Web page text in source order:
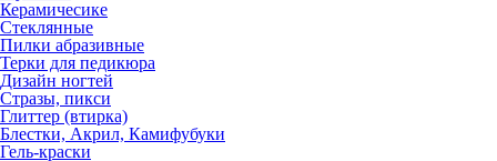
Керамичесике
Стеклянные
Пилки абразивные
Терки для педикюра
Дизайн ногтей
Стразы, пикси
Глиттер (втирка)
Блестки, Акрил, Камифубуки
Гель-краски